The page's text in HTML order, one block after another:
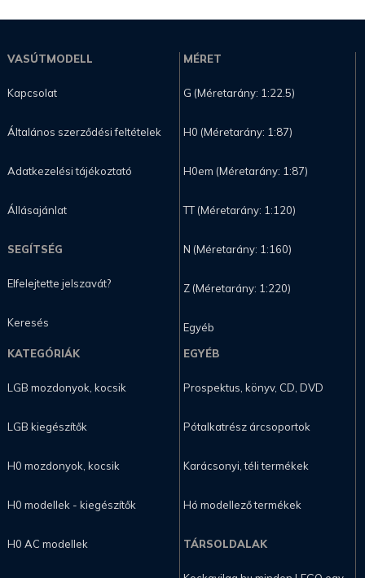
VASÚTMODELL
Kapcsolat
Általános szerződési feltételek
Adatkezelési tájékoztató
Állásajánlat
SEGÍTSÉG
Elfelejtette jelszavát?
Keresés
MÉRET
G (Méretarány: 1:22.5)
H0 (Méretarány: 1:87)
H0em (Méretarány: 1:87)
TT (Méretarány: 1:120)
N (Méretarány: 1:160)
Z (Méretarány: 1:220)
Egyéb
KATEGÓRIÁK
LGB mozdonyok, kocsik
LGB kiegészítők
H0 mozdonyok, kocsik
H0 modellek - kiegészítők
H0 AC modellek
EGYÉB
Prospektus, könyv, CD, DVD
Pótalkatrész árcsoportok
Karácsonyi, téli termékek
Hó modellező termékek
TÁRSOLDALAK